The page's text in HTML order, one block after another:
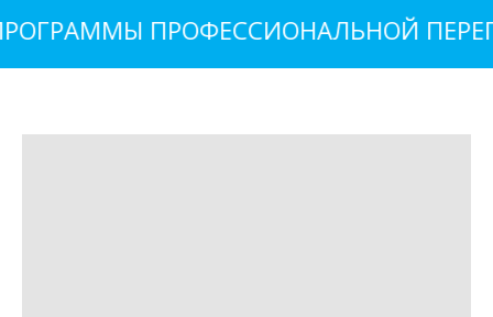
ПРОФЕССИОНАЛЬНОЙ